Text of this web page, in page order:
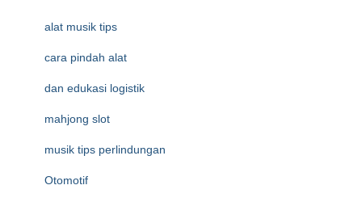
alat musik tips
cara pindah alat
dan edukasi logistik
mahjong slot
musik tips perlindungan
Otomotif